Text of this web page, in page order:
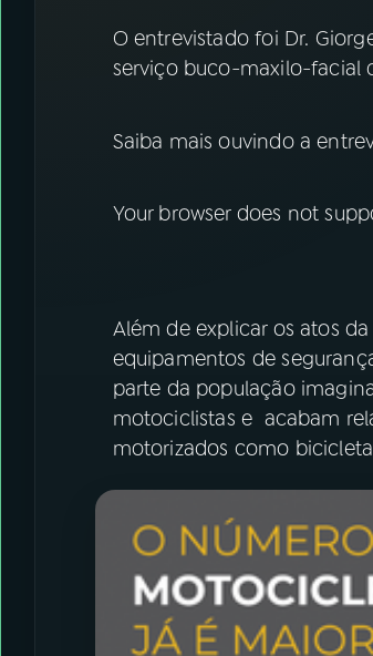
O entrevistado foi Dr.
serviço buco-maxilo-facial
Saiba mais ouvindo a
Your browser does not
Além de explicar os atos
equipamentos de
parte da população
motociclistas e acabam
motorizados como